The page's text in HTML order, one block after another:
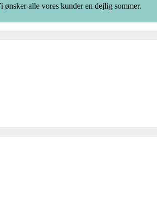
alle vores kunder en dejlig sommer.